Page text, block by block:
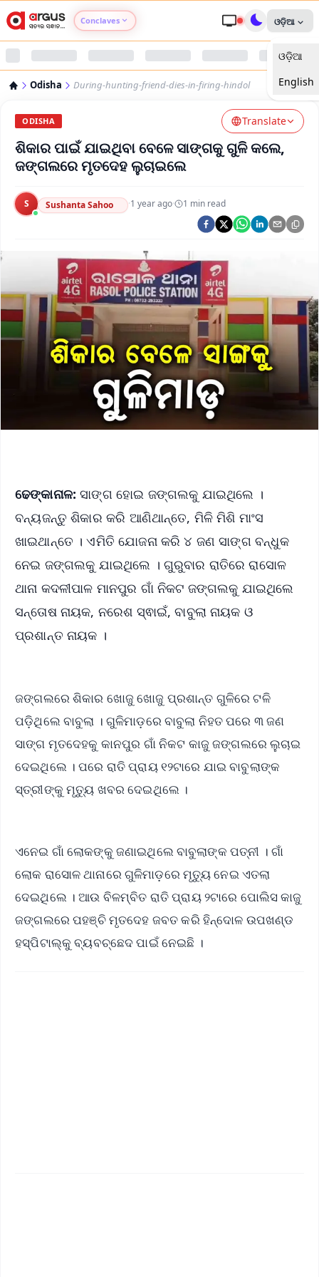
Conclaves
Argus Nari Shakti
Argus Health Connect
Argus Swaad Odisha
ଓଡ଼ିଆ
ଓଡ଼ିଆ
English
Odisha During-hunting-friend-dies-in-firing-hindol
ODISHA Translate
ଶିକାର ପାଇଁ ଯାଇଥିବା ବେଳେ ସାଙ୍ଗକୁ ଗୁଳି କଲେ,
ଜଙ୍ଗଲରେ ମୃତଦେହ ଲୁଚାଇଲେ
S Sushanta Sahoo ·1 year ago· 1 min read
ଢେଙ୍କାନାଳ:ସାଙ୍ଗ ହୋଇ ଜଙ୍ଗଲକୁ ଯାଇଥିଲେ ।
ବନ୍ୟଜନ୍ତୁ ଶିକାର କରି ଆଣିଥାନ୍ତେ, ମିଳି ମିଶି ମାଂସ
ଖାଇଥାନ୍ତେ । ଏମିତି ଯୋଜନା କରି ୪ ଜଣ ସାଙ୍ଗ ବନ୍ଧୁକ
ନେଇ ଜଙ୍ଗଲକୁ ଯାଇଥିଲେ । ଗୁରୁବାର ରାତିରେ ରାସୋଳ
ଥାନା କଦଳୀପାଳ ମାନପୁର ଗାଁ ନିକଟ ଜଙ୍ଗଲକୁ ଯାଇଥିଲେ
ସନ୍ତୋଷ ନାୟକ, ନରେଶ ସ୍ଵାଇଁ, ବାବୁଲା ନାୟକ ଓ
ପ୍ରଶାନ୍ତ ନାୟକ ।
ଜଙ୍ଗଲରେ ଶିକାର ଖୋଜୁ ଖୋଜୁ ପ୍ରଶାନ୍ତ ଗୁଳିରେ ଟଳି
ପଡ଼ିଥିଲେ ବାବୁଲା । ଗୁଳିମାଡ଼ରେ ବାବୁଲା ନିହତ ପରେ ୩ ଜଣ
ସାଙ୍ଗ ମୃତଦେହକୁ କାନପୁର ଗାଁ ନିକଟ କାଜୁ ଜଙ୍ଗଲରେ ଲୁଚାଇ
ଦେଇଥିଲେ । ପରେ ରାତି ପ୍ରାୟ ୧୨ଟାରେ ଯାଇ ବାବୁଲାଙ୍କ
ସ୍ତ୍ରୀଙ୍କୁ ମୃତ୍ୟୁ ଖବର ଦେଇଥିଲେ ।
ଏନେଇ ଗାଁ ଲୋକଙ୍କୁ ଜଣାଇଥିଲେ ବାବୁଲାଙ୍କ ପତ୍ନୀ । ଗାଁ
ଲୋକ ରାସୋଳ ଥାନାରେ ଗୁଳିମାଡ଼ରେ ମୃତ୍ୟୁ ନେଇ ଏତଲା
ଦେଇଥିଲେ । ଆଉ ବିଳମ୍ବିତ ରାତି ପ୍ରାୟ ୨ଟାରେ ପୋଲିସ କାଜୁ
ଜଙ୍ଗଲରେ ପହଞ୍ଚି ମୃତଦେହ ଜବତ କରି ହିନ୍ଦୋଳ ଉପଖଣ୍ଡ
ହସ୍ପିଟାଲ୍‌କୁ ବ୍ୟବଚ୍ଛେଦ ପାଇଁ ନେଇଛି ।